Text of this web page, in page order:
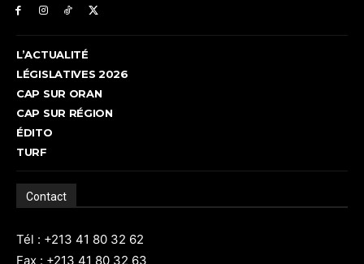
L’ACTUALITÉ
LÉGISLATIVES 2026
CAP SUR ORAN
CAP SUR RÉGION
ÉDITO
TURF
Contact
Tél : +213 41 80 32 62
Fax : +213 41 80 32 63